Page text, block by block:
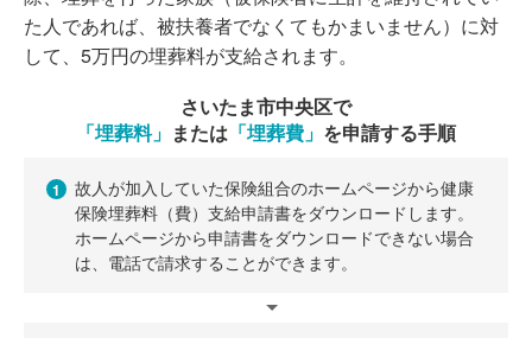
た人であれば、被扶養者でなくてもかまいません）に対
して、5万円の埋葬料が支給されます。
さいたま市中央区で
「埋葬料」 または 「埋葬費」 を申請する手順
1
故人が加入していた保険組合のホームページから健康
保険埋葬料（費）支給申請書をダウンロードします。
ホームページから申請書をダウンロードできない場合
は、電話で請求することができます。